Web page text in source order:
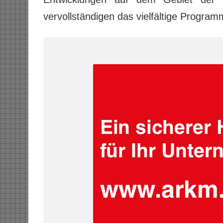
vervollständigen das vielfältige